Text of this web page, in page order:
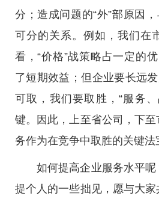
分；造成问题的“外”部原因
可分的关系。例如，我们在
看，“价格”战策略占一定的
了短期效益；但企业要长远
可取，我们要取胜，“服务
键。因此，上至省公司，下
务作为在竞争中取胜的关键法
如何提高企业服务水平
提个人的一些拙见，愿与大